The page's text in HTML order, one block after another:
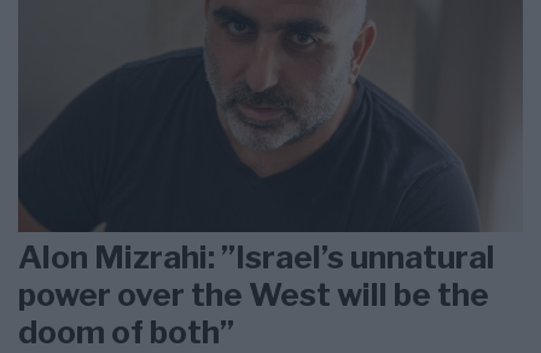
Alon Mizrahi: ”Israel’s unnatural
power over the West will be the
doom of both”